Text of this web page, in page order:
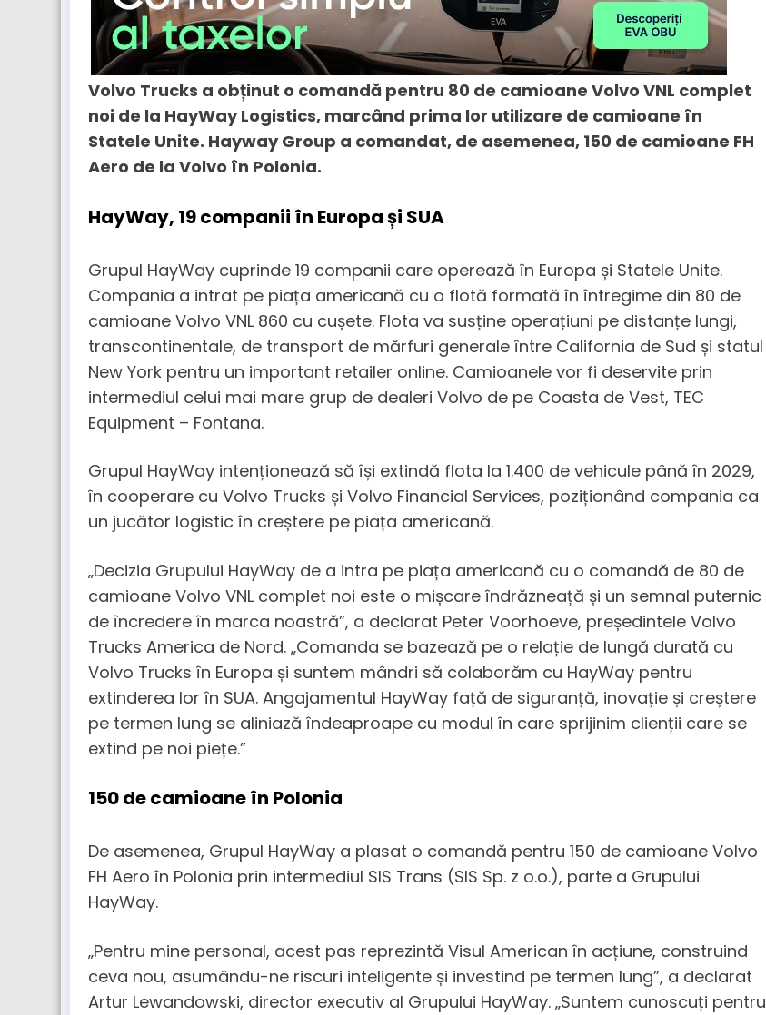
Volvo Trucks a obținut o comandă pentru 80 de camioane Volvo VNL complet
noi de la HayWay Logistics, marcând prima lor utilizare de camioane în
Statele Unite. Hayway Group a comandat, de asemenea, 150 de camioane FH
Aero de la Volvo în Polonia.
HayWay, 19 companii în Europa și SUA
Grupul HayWay cuprinde 19 companii care operează în Europa și Statele Unite.
Compania a intrat pe piața americană cu o flotă formată în întregime din 80 de
camioane Volvo VNL 860 cu cușete. Flota va susține operațiuni pe distanțe lungi,
transcontinentale, de transport de mărfuri generale între California de Sud și statul
New York pentru un important retailer online. Camioanele vor fi deservite prin
intermediul celui mai mare grup de dealeri Volvo de pe Coasta de Vest, TEC
Equipment – ​​Fontana.
Grupul HayWay intenționează să își extindă flota la 1.400 de vehicule până în 2029,
în cooperare cu Volvo Trucks și Volvo Financial Services, poziționând compania ca
un jucător logistic în creștere pe piața americană.
„Decizia Grupului HayWay de a intra pe piața americană cu o comandă de 80 de
camioane Volvo VNL complet noi este o mișcare îndrăzneață și un semnal puternic
de încredere în marca noastră”, a declarat Peter Voorhoeve, președintele Volvo
Trucks America de Nord. „Comanda se bazează pe o relație de lungă durată cu
Volvo Trucks în Europa și suntem mândri să colaborăm cu HayWay pentru
extinderea lor în SUA. Angajamentul HayWay față de siguranță, inovație și creștere
pe termen lung se aliniază îndeaproape cu modul în care sprijinim clienții care se
extind pe noi piețe.”
150 de camioane în Polonia
De asemenea, Grupul HayWay a plasat o comandă pentru 150 de camioane Volvo
FH Aero în Polonia prin intermediul SIS Trans (SIS Sp. z o.o.), parte a Grupului
HayWay.
„Pentru mine personal, acest pas reprezintă Visul American în acțiune, construind
ceva nou, asumându-ne riscuri inteligente și investind pe termen lung”, a declarat
Artur Lewandowski, director executiv al Grupului HayWay. „Suntem cunoscuți pentru